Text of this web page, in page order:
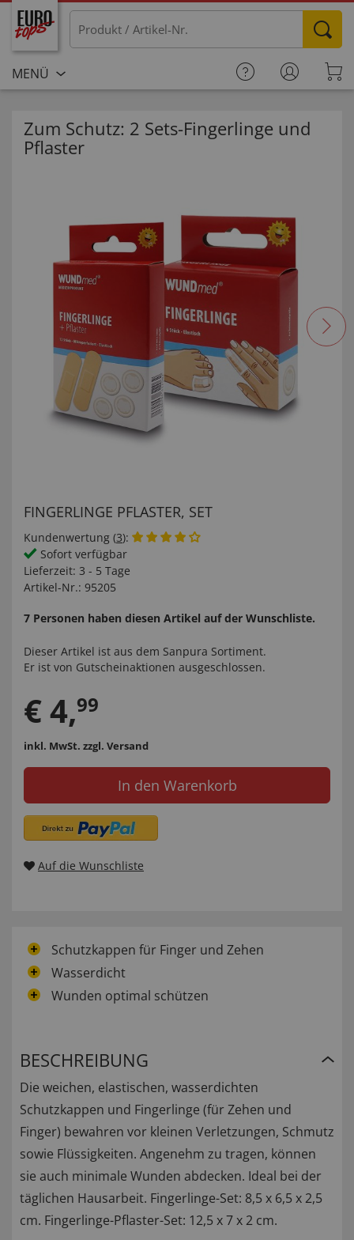
MENÜ
Zum Schutz: 2 Sets-Fingerlinge und
Pflaster
FINGERLINGE PFLASTER, SET
Kundenwertung (3):
Sofort verfügbar
Lieferzeit: 3 - 5 Tage
Artikel-Nr.: 95205
7 Personen haben diesen Artikel auf der Wunschliste.
Dieser Artikel ist aus dem Sanpura Sortiment.
Er ist von Gutscheinaktionen ausgeschlossen.
€4,99
inkl. MwSt. zzgl. Versand
In den Warenkorb
Auf die Wunschliste
Schutzkappen für Finger und Zehen
Wasserdicht
Wunden optimal schützen
BESCHREIBUNG
Die weichen, elastischen, wasserdichten
Schutzkappen und Fingerlinge (für Zehen und
Finger) bewahren vor kleinen Verletzungen, Schmutz
sowie Flüssigkeiten. Angenehm zu tragen, können
sie auch minimale Wunden abdecken. Ideal bei der
täglichen Hausarbeit. Fingerlinge-Set: 8,5 x 6,5 x 2,5
cm. Fingerlinge-Pflaster-Set: 12,5 x 7 x 2 cm.